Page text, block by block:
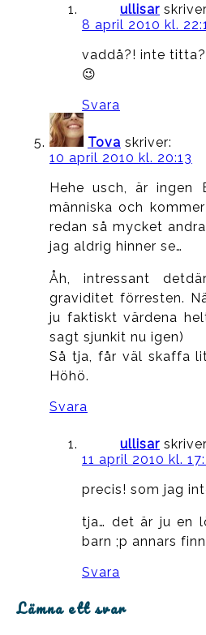
ullisar
8 april 2010 kl.
vaddå?! inte
😉
Svara
Tova skriver:
10 april 2010 kl. 20:13
Hehe usch, är ingen
människa och
redan så mycket
jag aldrig hinner se…
Åh, intressant
graviditet förresten.
ju faktiskt värdena
sagt sjunkit nu igen)
Så tja, får väl skaffa
Höhö.
Svara
ullisar
11 april 2010 kl.
precis! som jag
tja… det är ju en
barn ;p annars
Svara
Lämna ett svar